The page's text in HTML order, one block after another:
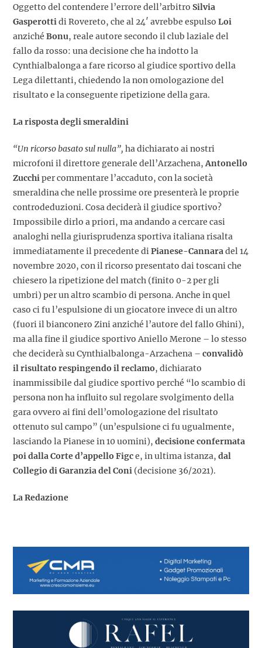
Oggetto del contendere l’errore dell’arbitro Silvia
Gasperottidi Rovereto, che al 24′ avrebbe espulso Loi
anziché Bonu, reale autore secondo il club laziale del
fallo da rosso: una decisione che ha indotto la
Cynthialbalonga a fare ricorso al giudice sportivo della
Lega dilettanti, chiedendo la non omologazione del
risultato e la conseguente ripetizione della gara.
La risposta degli smeraldini
“Un ricorso basato sul nulla”, ha dichiarato ai nostri
microfoni il direttore generale dell’Arzachena,Antonello
Zucchiper commentare l’accaduto, con la società
smeraldina che nelle prossime ore presenterà le proprie
controdeduzioni. Cosa deciderà il giudice sportivo?
Impossibile dirlo a priori, ma andando a cercare casi
analoghi nella giurisprudenza sportiva italiana risalta
immediatamente il precedente diPianese-Cannaradel 14
novembre 2020, con il ricorso presentato dai toscani che
chiesero la ripetizione del match (finito 0-2 per gli
umbri) per un altro scambio di persona. Anche in quel
caso ci fu l’espulsione di un giocatore invece di un altro
(fuori il bianconero Zini anziché l’autore del fallo Ghini),
ma alla fine il giudice sportivo Aniello Merone – lo stesso
che deciderà su Cynthialbalonga-Arzachena – convalidò
il risultato respingendo il reclamo, dichiarato
inammissibile dal giudice sportivo perché “lo scambio di
persona non ha influito sul regolare svolgimento della
gara ovvero ai fini dell’omologazione del risultato
ottenuto sul campo” (un’espulsione ci fu ugualmente,
lasciando la Pianese in 10 uomini), decisione confermata
poi dalla Corte d’appello Figce, in ultima istanza, dal
Collegio di Garanzia del Coni (decisione 36/2021).
La Redazione